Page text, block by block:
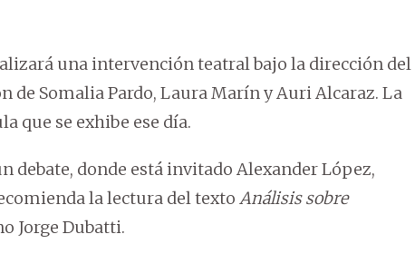
una intervención teatral bajo la dirección del
de Somalia Pardo, Laura Marín y Auri Alcaraz. La
que se exhibe ese día.
debate, donde está invitado Alexander López,
la lectura del texto Análisis sobre
Jorge Dubatti.